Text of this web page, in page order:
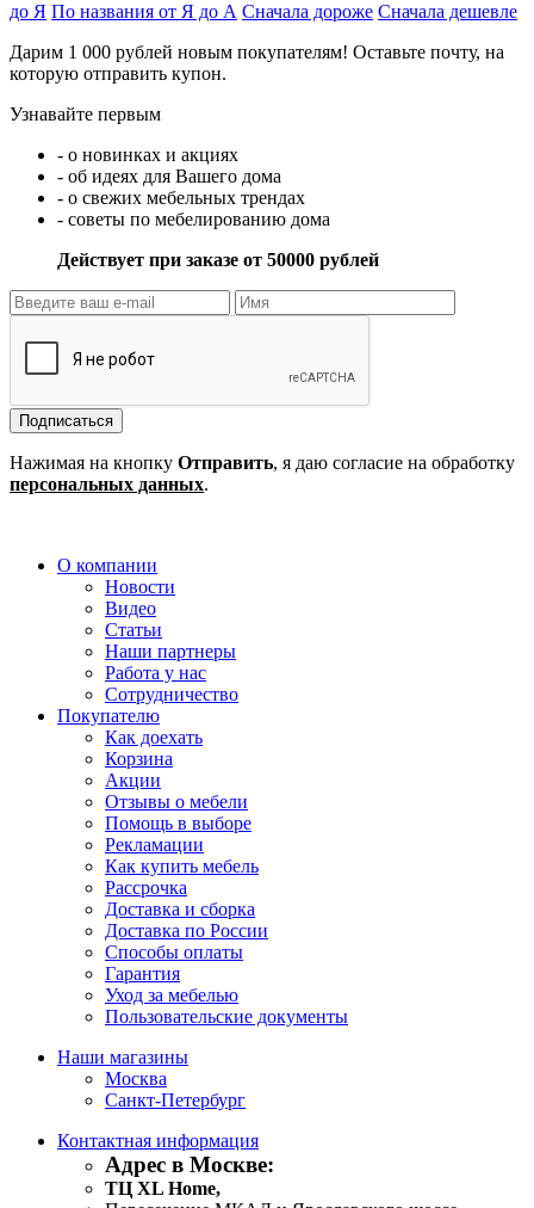
до Я По названия от Я до А Сначала дороже Сначала дешевле
Дарим 1 000 рублей новым покупателям! Оставьте почту, на
которую отправить купон.
Узнавайте первым
- о новинках и акциях
- об идеях для Вашего дома
- о свежих мебельных трендах
- советы по мебелированию дома
Действует при заказе от 50000 рублей
Подписаться
Нажимая на кнопку Отправить, я даю согласие на обработку
персональных данных.
О компании
Новости
Видео
Статьи
Наши партнеры
Работа у нас
Сотрудничество
Покупателю
Как доехать
Корзина
Акции
Отзывы о мебели
Помощь в выборе
Рекламации
Как купить мебель
Рассрочка
Доставка и сборка
Доставка по России
Способы оплаты
Гарантия
Уход за мебелью
Пользовательские документы
Наши магазины
Москва
Санкт-Петербург
Контактная информация
Адрес в Москве:
ТЦ XL Home,